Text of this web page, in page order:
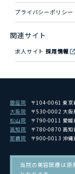
プライバシーポリシー
関連サイト
求人サイト採用情報
銀座院
〒104-0061 東京
大阪院
〒530-0002 大阪
松山院
〒790-0011 愛媛
高知院
〒780-0870 高知
那覇院
〒900-0013 沖縄
当院の美容医療は原